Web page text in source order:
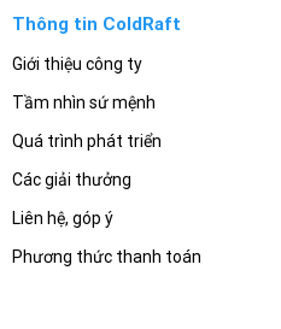
Thông tin ColdRaft
Giới thiệu công ty
Tầm nhìn sứ mệnh
Quá trình phát triển
Các giải thưởng
Liên hệ, góp ý
Phương thức thanh toán